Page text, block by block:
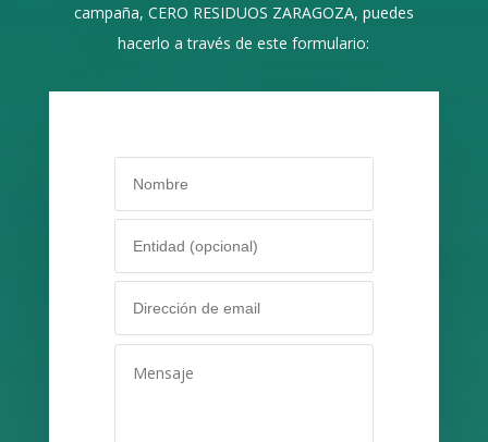
campaña, CERO RESIDUOS ZARAGOZA, puedes
hacerlo a través de este formulario: